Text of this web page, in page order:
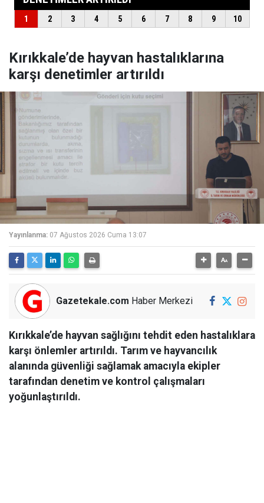
Kırıkkale’de hayvan hastalıklarına
karşı denetimler artırıldı
Yayınlanma: 07 Ağustos 2026 Cuma 13:07
Gazetekale.com Haber Merkezi
Kırıkkale’de hayvan sağlığını tehdit eden hastalıklara
karşı önlemler artırıldı. Tarım ve hayvancılık
alanında güvenliği sağlamak amacıyla ekipler
tarafından denetim ve kontrol çalışmaları
yoğunlaştırıldı.